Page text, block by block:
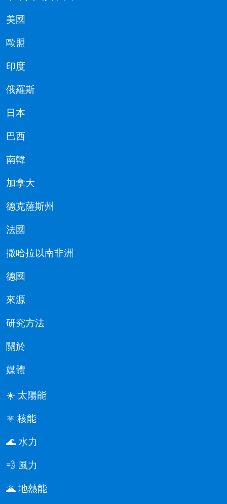
美國
歐盟
印度
俄羅斯
日本
巴西
南韓
加拿大
德克薩斯州
法國
撒哈拉以南非洲
德國
來源
研究方法
關於
媒體
☀️ 太陽能
⚛️ 核能
🌊 水力
💨 風力
🌋 地熱能